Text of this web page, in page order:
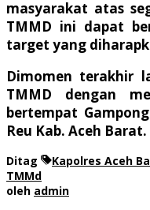
masyarakat atas
TMMD ini dapat
target yang
Dimomen terakhir
TMMD dengan
bertempat
Reu Kab. Aceh
Ditag Kapolres Aceh
TMMd
oleh admin